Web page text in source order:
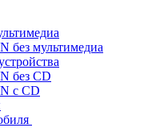
без мультимедиа
без CD
с CD